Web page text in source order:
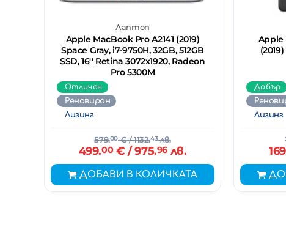
Лаптоп
Apple MacBook Pro A2141 (2019)
Space Gray, i7-9750H, 32GB, 512GB
SSD, 16'' Retina 3072x1920, Radeon
Pro 5300M
Отличен
Реновиран
Лизинг
579.00€/ 1132.43лв.
499.00€ / 975.96лв.
ДОБАВИ В КОЛИЧКАТА
Apple
Добър
Лизинг